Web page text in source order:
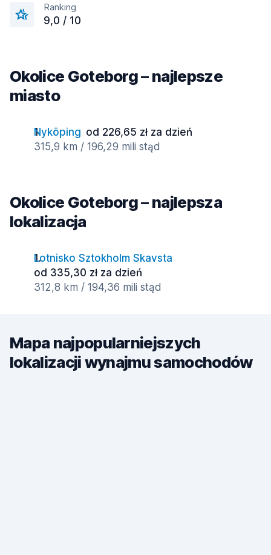
Ranking
9,0 / 10
Okolice Goteborg – najlepsze
miasto
Nyköping od 226,65 zł za dzień
315,9 km / 196,29 mili stąd
Okolice Goteborg – najlepsza
lokalizacja
Lotnisko Sztokholm Skavsta
od 335,30 zł za dzień
312,8 km / 194,36 mili stąd
Mapa najpopularniejszych
lokalizacji wynajmu samochodów